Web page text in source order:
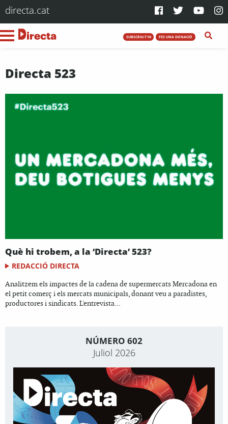
directa.cat
SUBSCRIU-T'HI FES UNA DONACIÓ
Directa 523
Què hi trobem, a la ‘Directa’ 523?
REDACCIÓ DIRECTA
Analitzem els impactes de la cadena de supermercats Mercadona en
el petit comerç i els mercats municipals, donant veu a paradistes,
productores i sindicats. L'entrevista...
NÚMERO 602
Juliol 2026